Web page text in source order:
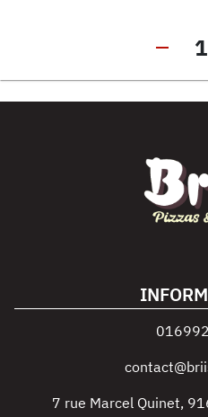
1
7 rue Marcel Quinet,